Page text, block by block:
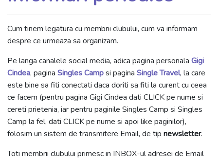
Cum tinem legatura cu membrii clubului, cum va informam
despre ce urmeaza sa organizam.
Pe langa canalele social media, adica pagina personala Gigi
Cindea, pagina Singles Campsi pagina Single Travel, la care
este bine sa fiti conectati daca doriti sa fiti la curent cu ceea
ce facem (pentru pagina Gigi Cindea dati CLICK pe nume si
cereti prietenia, iar pentru paginile Singles Camp si Singles
Camp la fel, dati CLICK pe nume si apoi like paginilor),
folosim un sistem de transmitere Email, de tip newsletter.
Toti membrii clubului primesc in INBOX-ul adresei de Email